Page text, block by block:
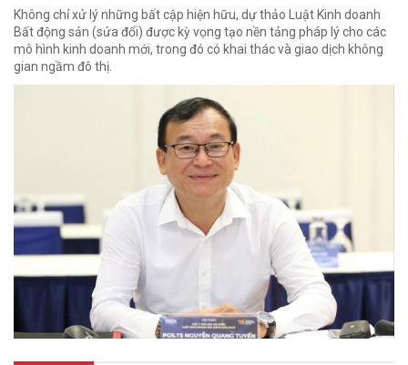
Không chỉ xử lý những bất cập hiện hữu, dự thảo Luật Kinh doanh
Bất động sản (sửa đổi) được kỳ vọng tạo nền tảng pháp lý cho các
mô hình kinh doanh mới, trong đó có khai thác và giao dịch không
gian ngầm đô thị.